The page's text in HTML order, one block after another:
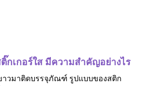
กเกอร์ใส มีความสำคัญอย่างไร
าวมาติดบรรจุภัณฑ์ รูปแบบของสติก